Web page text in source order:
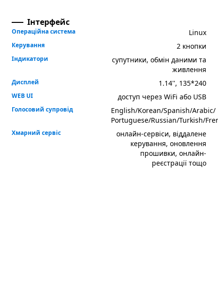
Інтерфейс
Операційна система Linux
Керування 2 кнопки
Індикатори
супутники, обмін даними та
живлення
Дисплей 1.14'', 135*240
WEB UI доступ через WiFi або USB
Голосовий супровід
English/Korean/Spanish/Arabic/
Portuguese/Russian/Turkish/
Хмарний сервіс
онлайн-сервіси, віддалене
керування, оновлення
прошивки, онлайн-
реєстрації тощо